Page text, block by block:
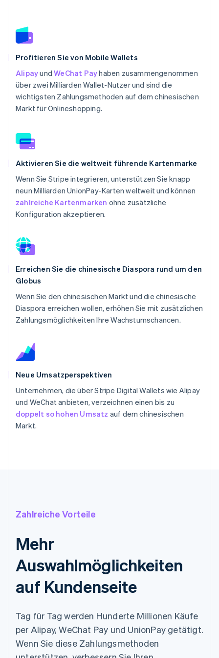
Profitieren Sie von Mobile Wallets
AlipayundWeChat Payhaben zusammengenommen
über zwei Milliarden Wallet-Nutzer und sind die
wichtigsten Zahlungsmethoden auf dem chinesischen
Markt für Onlineshopping.
Aktivieren Sie die weltweit führende Kartenmarke
Wenn Sie Stripe integrieren, unterstützen Sie knapp
neun Milliarden UnionPay-Karten weltweit und können
zahlreiche Kartenmarken ohne zusätzliche
Konfiguration akzeptieren.
Erreichen Sie die chinesische Diaspora rund um den
Globus
Wenn Sie den chinesischen Markt und die chinesische
Diaspora erreichen wollen, erhöhen Sie mit zusätzlichen
Zahlungsmöglichkeiten Ihre Wachstumschancen.
Neue Umsatzperspektiven
Unternehmen, die über Stripe Digital Wallets wie Alipay
und WeChat anbieten, verzeichnen einen bis zu
doppelt so hohen Umsatz auf dem chinesischen
Markt.
Zahlreiche Vorteile
Mehr
Auswahlmöglichkeiten
auf Kundenseite
Tag für Tag werden Hunderte Millionen Käufe
per Alipay, WeChat Pay und UnionPay getätigt.
Wenn Sie diese Zahlungsmethoden